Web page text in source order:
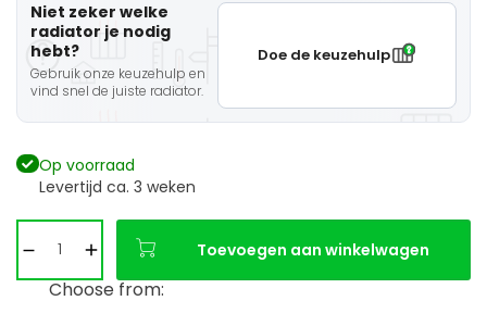
Niet zeker welke
radiator je nodig
hebt?
Gebruik onze keuzehulp en
vind snel de juiste radiator.
Doe de keuzehulp
Op voorraad
Levertijd ca. 3 weken
Toevoegen aan winkelwagen
Choose from: